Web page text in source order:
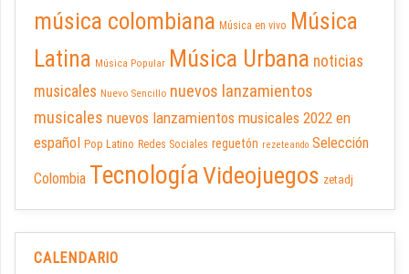
música colombiana Música en vivo Música
Latina Música Popular Música Urbana noticias
musicales Nuevo Sencillo nuevos lanzamientos
musicales nuevos lanzamientos musicales 2022 en
español Pop Latino Redes Sociales reguetón rezeteando Selección
Colombia TecnologíaVideojuegos zetadj
CALENDARIO